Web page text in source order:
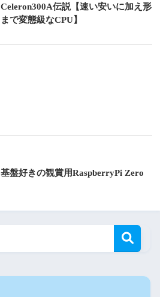
Celeron300A伝説【速い安いに加え形
まで変態級なCPU】
基盤好きの観賞用RaspberryPi Zero